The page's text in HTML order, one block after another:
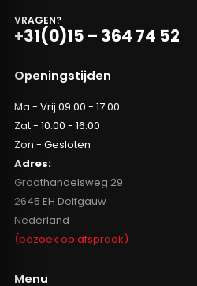
VRAGEN?
+31(0)15 – 364 74 52
Openingstijden
Ma - Vrij 09:00 - 17:00
Zat - 10:00 - 16:00
Zon - Gesloten
Adres:
Groothandelsweg 29
2645 EH Delfgauw
Nederland
(bezoek op afspraak)
Menu